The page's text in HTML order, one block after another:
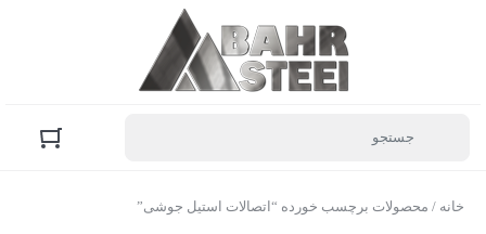
خانه / محصولات برچسب خورده “اتصالات استیل جوشی”